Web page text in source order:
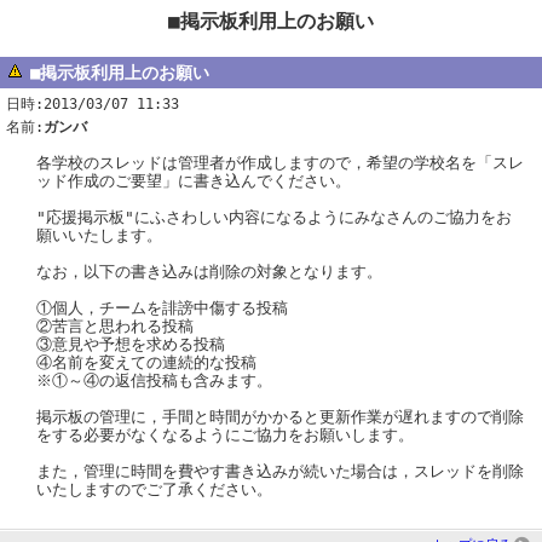
■掲示板利用上のお願い
■掲示板利用上のお願い
日時:2013/03/07 11:33
名前: ガンバ
各学校のスレッドは管理者が作成しますので，希望の学校名を「スレ
ッド作成のご要望」に書き込んでください。
"応援掲示板"にふさわしい内容になるようにみなさんのご協力をお
願いいたします。
なお，以下の書き込みは削除の対象となります。
①個人，チームを誹謗中傷する投稿
②苦言と思われる投稿
③意見や予想を求める投稿
④名前を変えての連続的な投稿
※①～④の返信投稿も含みます。
掲示板の管理に，手間と時間がかかると更新作業が遅れますので削除
をする必要がなくなるようにご協力をお願いします。
また，管理に時間を費やす書き込みが続いた場合は，スレッドを削除
いたしますのでご了承ください。